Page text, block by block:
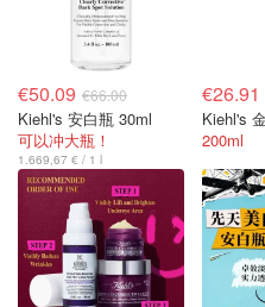
€50.09 €66.00
Kiehl's 安白瓶 30ml
可以冲大瓶！
1.669,67 € / 1 l
€26.91
Kiehl's
200ml